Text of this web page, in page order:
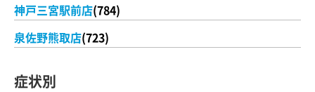
神戸三宮駅前店(784)
泉佐野熊取店(723)
症状別